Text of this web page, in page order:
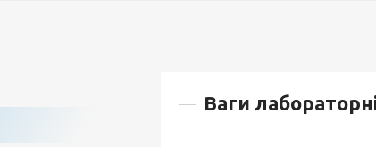
Ваги